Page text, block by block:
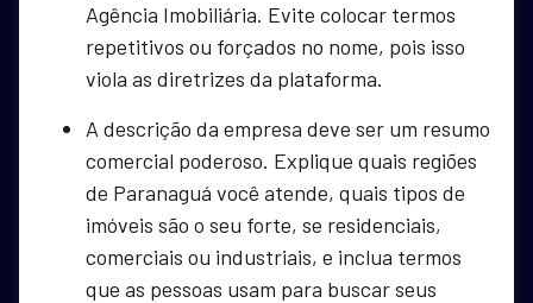
Agência Imobiliária. Evite colocar termos
repetitivos ou forçados no nome, pois isso
viola as diretrizes da plataforma.
A descrição da empresa deve ser um resumo
comercial poderoso. Explique quais regiões
de Paranaguá você atende, quais tipos de
imóveis são o seu forte, se residenciais,
comerciais ou industriais, e inclua termos
que as pessoas usam para buscar seus